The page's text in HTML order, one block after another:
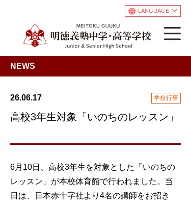
LANGUAGE
NEWS
学校行事
26.06.17
高校3年生対象「いのちのレッスン」
6月10日、高校3年生を対象とした「いのちの
レッスン」が本校体育館で行われました。当
日は、日本赤十字社より4名の講師をお招き